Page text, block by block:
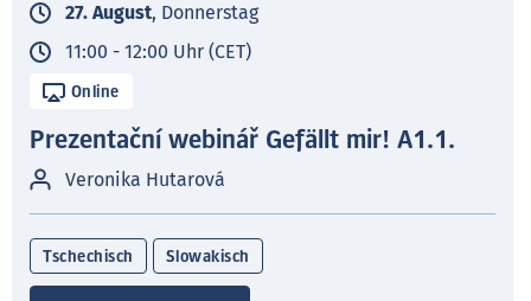
27. August, Donnerstag
11:00 - 12:00 Uhr (CET)
Online
Prezentační webinář Gefällt mir! A1.1.
Veronika Hutarová
Tschechisch Slowakisch